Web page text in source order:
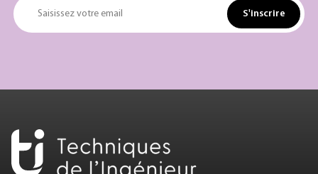
Saisissez votre email S'inscrire